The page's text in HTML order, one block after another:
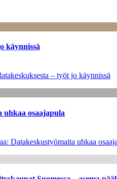
käynnissä
– työt jo käynnissä
uhkaa osaajapula
Datakeskustyömaita uhkaa